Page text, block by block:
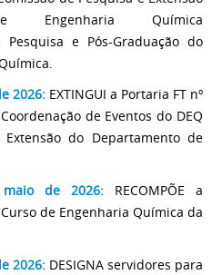
Engenharia Química
e Pós-Graduação do
2026: EXTINGUI a Portaria FT nº
de Eventos do DEQ
do Departamento de
de 2026:
RECOMPÕE a
de Engenharia Química da
2026: DESIGNA servidores para